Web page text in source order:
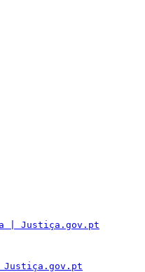
| Justiça.gov.pt
Justiça.gov.pt